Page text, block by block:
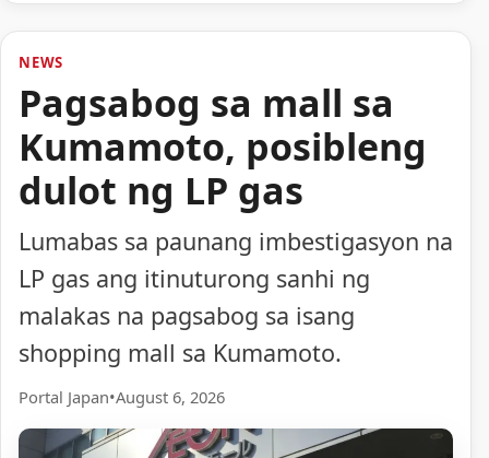
NEWS
Pagsabog sa mall sa
Kumamoto, posibleng
dulot ng LP gas
Lumabas sa paunang imbestigasyon na
LP gas ang itinuturong sanhi ng
malakas na pagsabog sa isang
shopping mall sa Kumamoto.
Portal Japan•August 6, 2026